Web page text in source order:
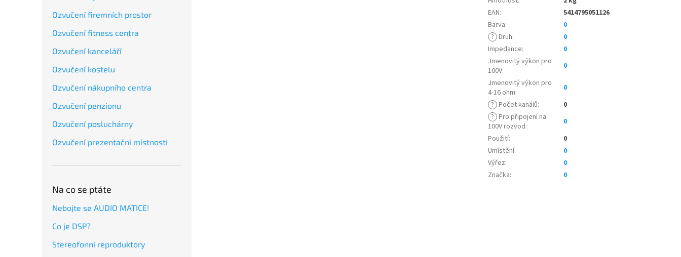
Ozvučení firemních prostor
Ozvučení fitness centra
Ozvučení kanceláří
Ozvučení kostelu
Ozvučení nákupního centra
Ozvučení penzionu
Ozvučení posluchárny
Ozvučení prezentační místnosti
Na co se ptáte
Nebojte se AUDIO MATICE!
Co je DSP?
Stereofonní reproduktory
EAN:
5414795051126
Barva:
0
? Druh:
0
Impedance:
0
Jmenovitý výkon pro
100V:
0
Jmenovitý výkon pro
4-16 ohm:
0
? Počet kanálů:
0
? Pro připojení na
100V rozvod:
0
Použití:
0
Umístění:
0
Výřez:
0
Značka: 0